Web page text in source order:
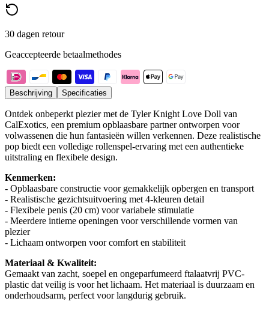
30 dagen retour
Geaccepteerde betaalmethodes
Beschrijving Specificaties
Ontdek onbeperkt plezier met de Tyler Knight Love Doll van
CalExotics, een premium opblaasbare partner ontworpen voor
volwassenen die hun fantasieën willen verkennen. Deze realistische
pop biedt een volledige rollenspel-ervaring met een authentieke
uitstraling en flexibele design.
Kenmerken:
- Opblaasbare constructie voor gemakkelijk opbergen en transport
- Realistische gezichtsuitvoering met 4-kleuren detail
- Flexibele penis (20 cm) voor variabele stimulatie
- Meerdere intieme openingen voor verschillende vormen van
plezier
- Lichaam ontworpen voor comfort en stabiliteit
Materiaal & Kwaliteit:
Gemaakt van zacht, soepel en ongeparfumeerd ftalaatvrij PVC-
plastic dat veilig is voor het lichaam. Het materiaal is duurzaam en
onderhoudsarm, perfect voor langdurig gebruik.